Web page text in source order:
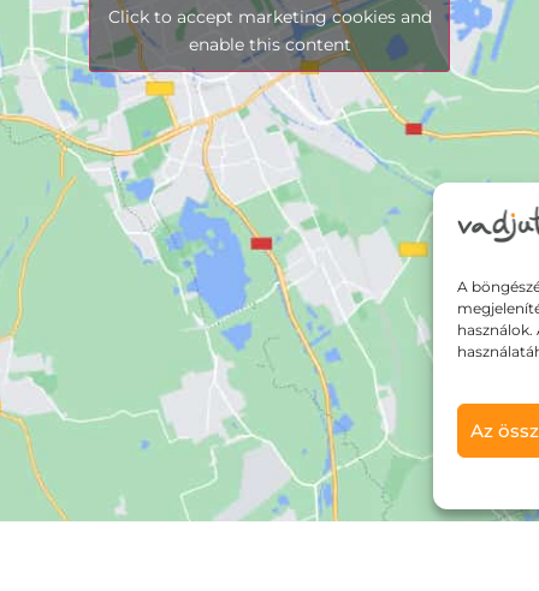
A
Az
Click to accept marketing cookies and
enable this content